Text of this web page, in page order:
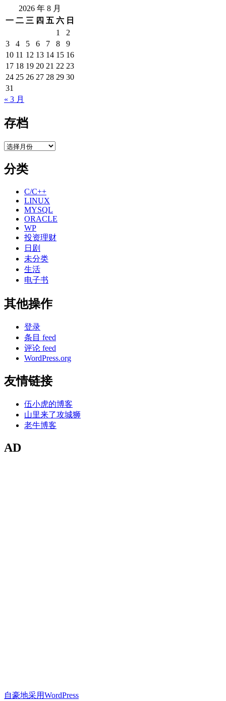
2026 年 8 月
一 二 三 四 五 六 日
1
2
3
4 5 6 7 8
9
10 11 12 13 14 15 16
17 18 19 20 21 22 23
24 25 26 27 28 29 30
31
« 3 月
存档
存
分类
C/C++
LINUX
MYSQL
ORACLE
WP
投资理财
日剧
未分类
生活
电子书
其他操作
登录
条目 feed
评论 feed
WordPress.org
友情链接
伍小虎的博客
山里来了攻城狮
老牛博客
AD
自豪地采用WordPress